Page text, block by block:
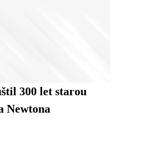
300 let starou
Newtona